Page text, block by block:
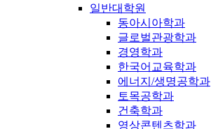
일반대학원
동아시아학과
글로벌관광학과
경영학과
한국어교육학과
에너지/생명공학과
토목공학과
건축학과
영상콘텐츠학과